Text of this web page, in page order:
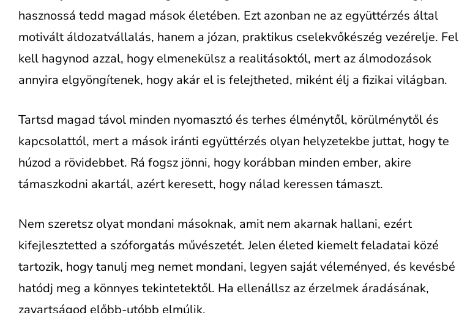
hasznossá tedd magad mások életében. Ezt azonban ne az együttérzés által
motivált áldozatvállalás, hanem a józan, praktikus cselekvőkészég vezérelje. Fel
kell hagynod azzal, hogy elmenekülsz a realitásoktól, mert az álmodozások
annyira elgyöngítenek, hogy akár el is felejtheted, miként élj a fizikai világban.
Tartsd magad távol minden nyomasztó és terhes élménytől, körülménytől és
kapcsolattól, mert a mások iránti együttérzés olyan helyzetekbe juttat, hogy te
húzod a rövidebbet. Rá fogsz jönni, hogy korábban minden ember, akire
támaszkodni akartál, azért keresett, hogy nálad keressen támaszt.
Nem szeretsz olyat mondani másoknak, amit nem akarnak hallani, ezért
kifejlesztetted a szóforgatás művészetét. Jelen életed kiemelt feladatai közé
tartozik, hogy tanulj meg nemet mondani, legyen saját véleményed, és kevésbé
hatódj meg a könnyes tekintetektől. Ha ellenállsz az érzelmek áradásának,
zavartságod előbb-utóbb elmúlik.